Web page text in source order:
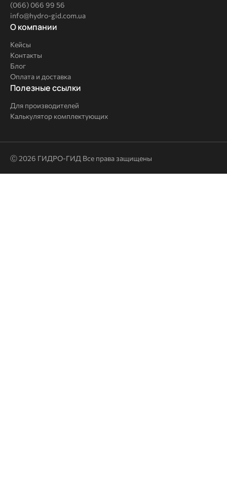
(066) 066 99 56
info@hydro-gid.com.ua
О
компании
О компании
Кейсы
Контакты
Блог
Оплата и доставка
Полезные
Полезные ссылки
Для производителей
Калькулятор комплектующих
Ⓒ 2026 ГИДРО-ГИД Все права защищены